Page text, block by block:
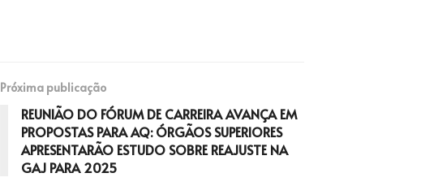
Próxima publicação
REUNIÃO DO FÓRUM DE CARREIRA AVANÇA EM
PROPOSTAS PARA AQ: ÓRGÃOS SUPERIORES
APRESENTARÃO ESTUDO SOBRE REAJUSTE NA
GAJ PARA 2025